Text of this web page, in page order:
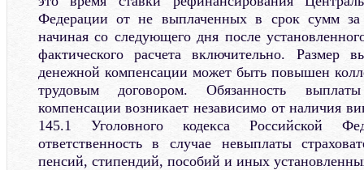
Федерации от не выплаченных в срок сумм
начиная со следующего дня после
фактического расчета включительно. Размер
денежной компенсации может быть повышен
трудовым договором. Обязанность
компенсации возникает независимо от наличия
145.1 Уголовного кодекса Российской
ответственность в случае невыплаты
пенсий, стипендий, пособий и иных